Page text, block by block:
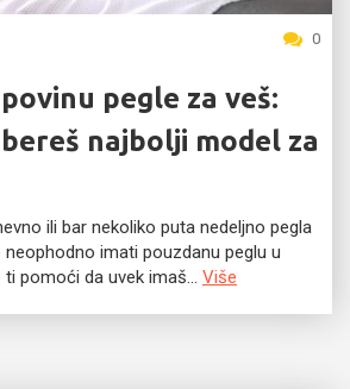
0
pegle za veš:
najbolji model za
ili bar nekoliko puta nedeljno pegla
imati pouzdanu peglu u
pomoći da uvek imaš... Više